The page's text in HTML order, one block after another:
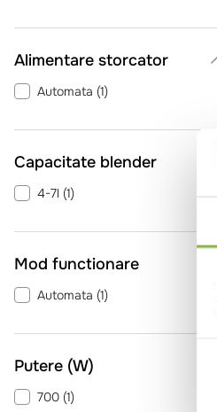
Alimentare storcator
Automata (1)
Capacitate blender
4-7l (1)
Mod functionare
Automata (1)
Putere (W)
700 (1)